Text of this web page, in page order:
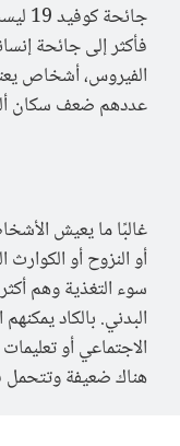
فأكثر إلى جائحة
الفيروس، أشخاص
عددهم ضعف سكان
غالبًا ما يعيش
أو النزوح أو
سوء التغذية وهم
البدني. بالكاد
الاجتماعي أو
هناك ضعيفة وتتحمل